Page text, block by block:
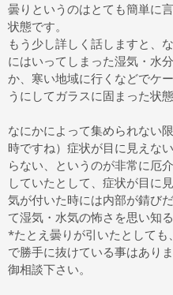
曇りというのはとても簡単に
状態です。
もう少し詳しく話しますと、
にはいってしまった湿気・水
か、寒い地域に行くなどでケ
うにしてガラスに固まった状態
なにかによって集められない
時ですね）症状が目に見えな
らない、というのが非常に厄
していたとして、症状が目に
気が付いた時には内部が錆び
て湿気・水気の怖さを思い知
*たとえ曇りが引いたとして
で勝手に抜けている事はあり
御相談下さい。